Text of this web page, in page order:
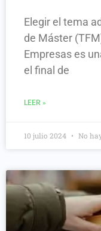
Elegir el tema
de Máster
Empresas es
el final de
LEER »
10 julio 2024 No